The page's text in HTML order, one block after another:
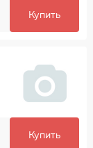
Купить
Купить